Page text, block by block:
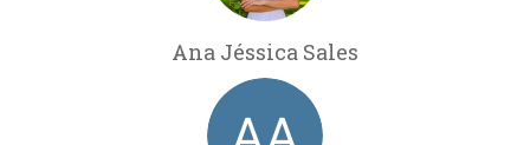
Ana Jéssica Sales